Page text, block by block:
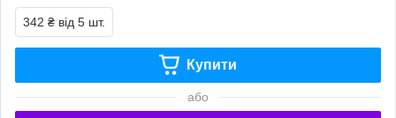
342 ₴ від 5 шт.
Купити
або